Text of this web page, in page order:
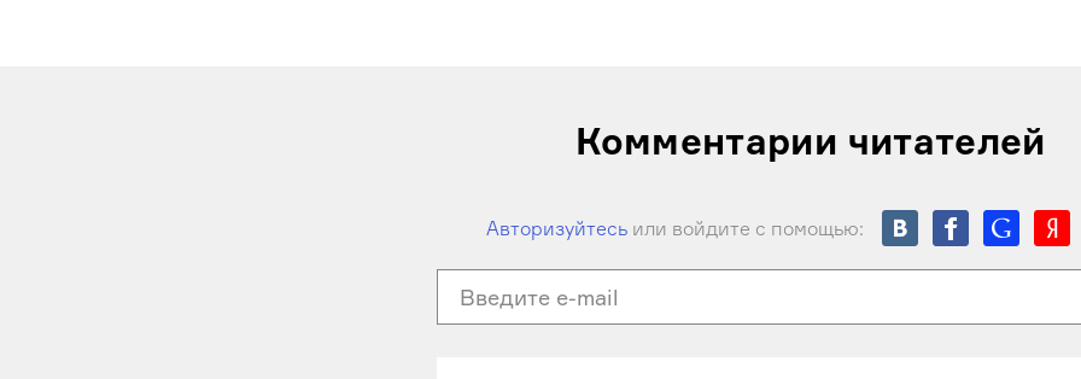
Комментарии читателей
Авторизуйтесь или войдите с помощью: